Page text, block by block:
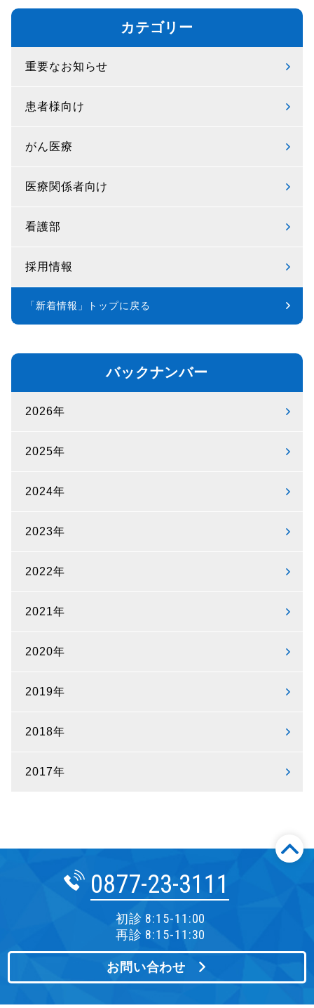
カテゴリー
重要なお知らせ
患者様向け
がん医療
医療関係者向け
看護部
採用情報
「新着情報」トップに戻る
バックナンバー
2026年
2025年
2024年
2023年
2022年
2021年
2020年
2019年
2018年
2017年
0877-23-3111
初診 8:15-11:00
再診 8:15-11:30
お問い合わせ